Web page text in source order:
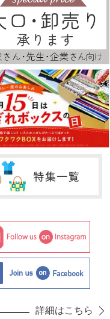
詳細はこちら